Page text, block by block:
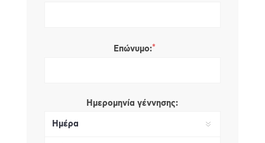
Επώνυμο:*
Ημερομηνία γέννησης: